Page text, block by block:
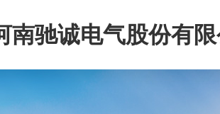
南驰诚电气股份有